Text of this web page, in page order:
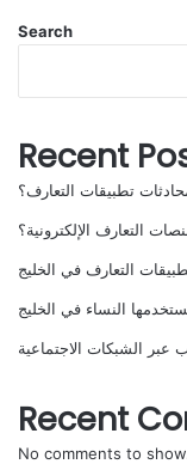
Search
Recent
تطبيقات التعارف؟
التعارف الإلكترونية؟
التعارف في الخليج
النساء في الخليج
الشبكات الاجتماعية
Recent
No comments to